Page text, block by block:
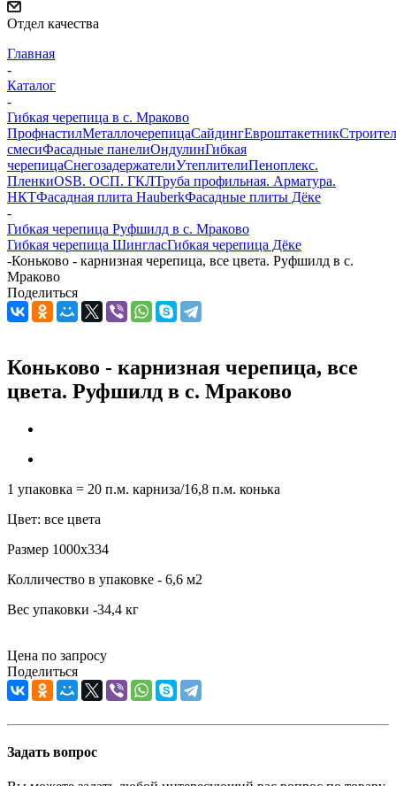
Отдел качества
Главная
-
Каталог
-
Гибкая черепица в c. Мраково
ПрофнастилМеталлочерепицаСайдингЕвроштакетник
смесиФасадные панелиОндулинГибкая
черепицаСнегозадержателиУтеплителиПеноплекс.
ПленкиOSB. ОСП. ГКЛТруба профильная. Арматура.
НКТФасадная плита HauberkФасадные плиты Дёке
-
Гибкая черепица Руфшилд в c. Мраково
Гибкая черепица ШингласГибкая черепица Дёке
-Коньково - карнизная черепица, все цвета. Руфшилд в c.
Мраково
Поделиться
Коньково - карнизная черепица, все
цвета. Руфшилд в c. Мраково
1 упаковка = 20 п.м. карниза/16,8 п.м. конька
Цвет: все цвета
Размер 1000х334
Колличество в упаковке - 6,6 м2
Вес упаковки -34,4 кг
Цена по запросу
Поделиться
Задать вопрос